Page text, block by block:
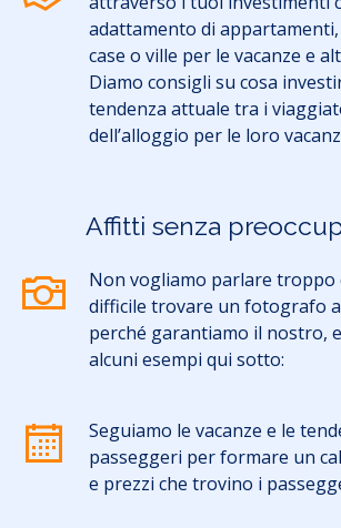
adattamento di
case o ville per le vacanze e
Diamo consigli su cosa
tendenza attuale tra i
dell’alloggio per le loro
Affitti senza
Non vogliamo parlare troppo
difficile trovare un fotografo
perché garantiamo il nostro,
alcuni esempi qui sotto:
Seguiamo le vacanze e le
passeggeri per formare un
e prezzi che trovino i